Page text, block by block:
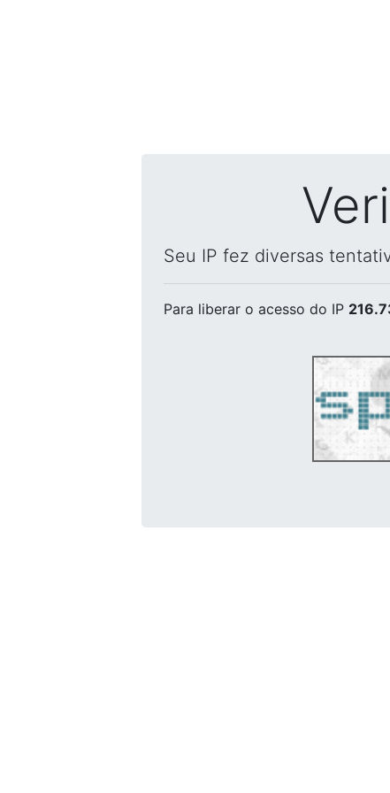
Seu IP fez diversas
Para liberar o acesso do IP